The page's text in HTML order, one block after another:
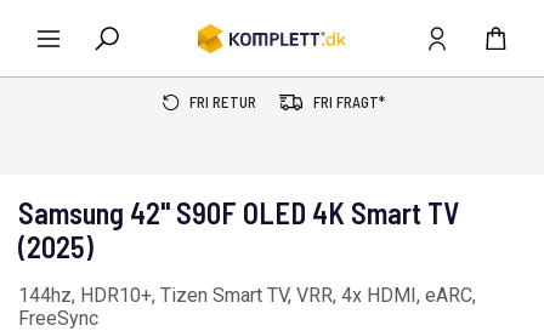
FRI RETUR FRI FRAGT*
Samsung 42" S90F OLED 4K Smart TV
(2025)
144hz, HDR10+, Tizen Smart TV, VRR, 4x HDMI, eARC,
FreeSync